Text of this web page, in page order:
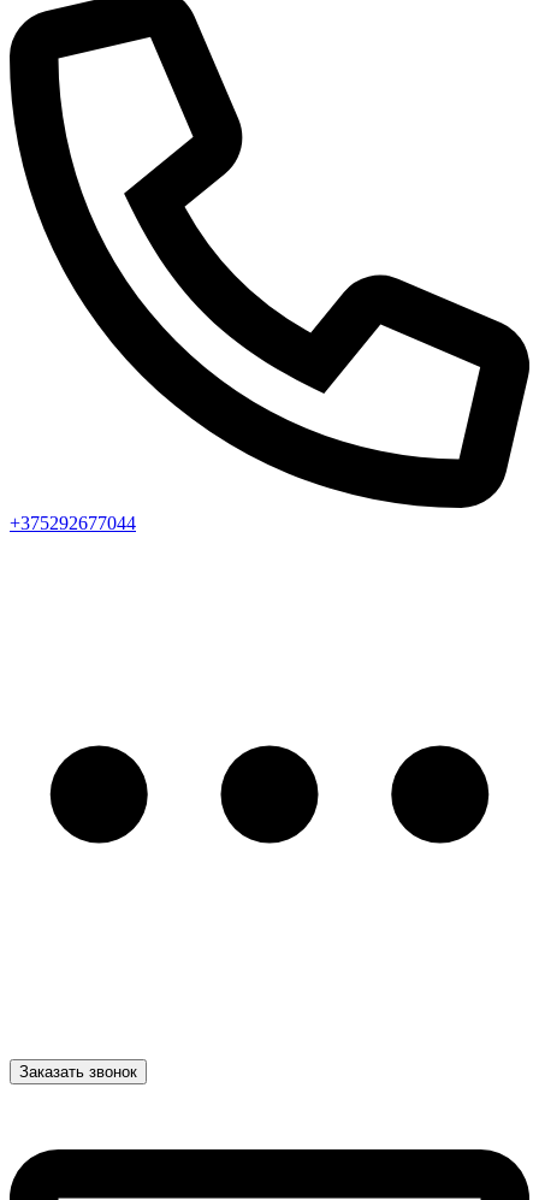
+375292677044
Заказать звонок